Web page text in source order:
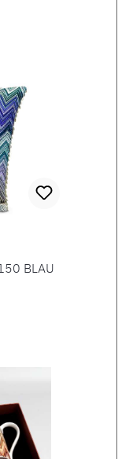
BLAU